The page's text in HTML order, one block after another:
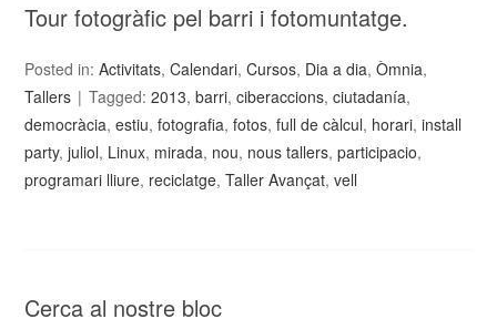
Tour fotogràfic pel barri i fotomuntatge.
Posted in:Activitats,Calendari,Cursos, Dia a dia,Òmnia,
Tallers
Tagged:2013,barri,ciberaccions,ciutadanía,
democràcia,estiu,fotografia,fotos,full de càlcul, horari,install
party,juliol, Linux, mirada, nou, nous tallers,participacio,
programari lliure, reciclatge,Taller Avançat,vell
Cerca al nostre bloc